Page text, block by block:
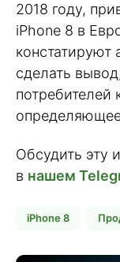
2018 году,
iPhone 8 в
констатируют
сделать
потребителей
Обсудить эту
в нашем
iPhone 8